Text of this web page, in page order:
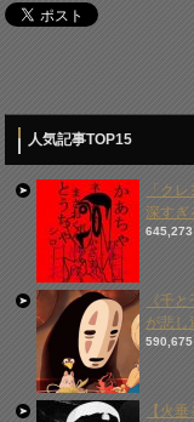
人気記事TOP15
「ク
深すぎ
645,273
《千
が悲し
590,675
【火